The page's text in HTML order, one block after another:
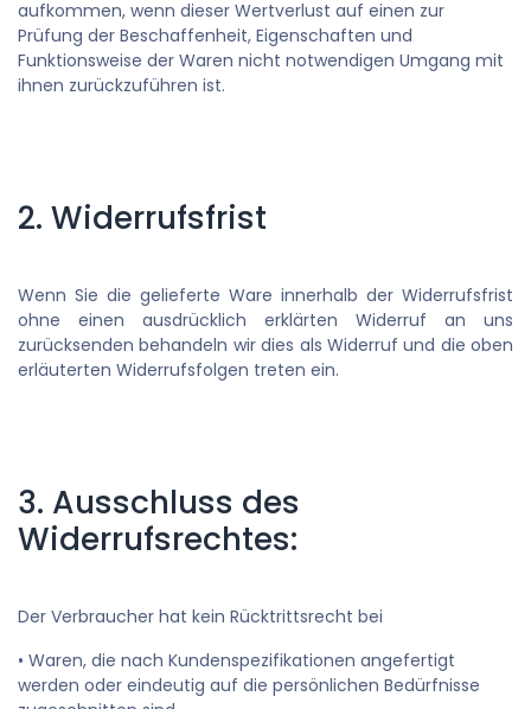
aufkommen, wenn dieser Wertverlust auf einen zur
Prüfung der Beschaffenheit, Eigenschaften und
Funktionsweise der Waren nicht notwendigen Umgang mit
ihnen zurückzuführen ist.
2. Widerrufsfrist
Wenn Sie die gelieferte Ware innerhalb der Widerrufsfrist
ohne einen ausdrücklich erklärten Widerruf an uns
zurücksenden behandeln wir dies als Widerruf und die oben
erläuterten Widerrufsfolgen treten ein.
3. Ausschluss des
Widerrufsrechtes:
Der Verbraucher hat kein Rücktrittsrecht bei
• Waren, die nach Kundenspezifikationen angefertigt
werden oder eindeutig auf die persönlichen Bedürfnisse